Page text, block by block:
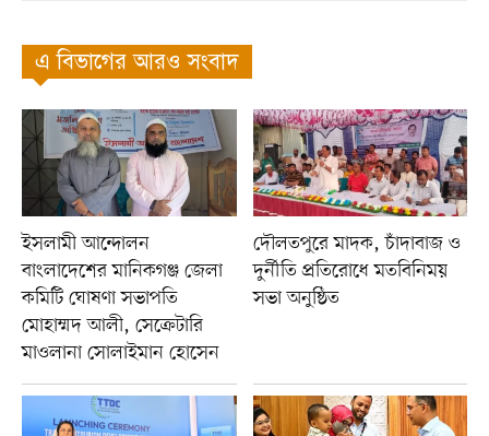
এ বিভাগের আরও সংবাদ
ইসলামী আন্দোলন
বাংলাদেশের মানিকগঞ্জ জেলা
কমিটি ঘোষণা সভাপতি
মোহাম্মদ আলী, সেক্রেটারি
মাওলানা সোলাইমান হোসেন
দৌলতপুরে মাদক, চাঁদাবাজ ও
দুর্নীতি প্রতিরোধে মতবিনিময়
সভা অনুষ্ঠিত